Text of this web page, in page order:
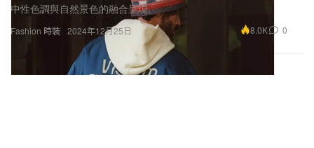
Fashion 時裝
中性色調與自然景色的融合呈現。
2024年12月25日 8.0K 0